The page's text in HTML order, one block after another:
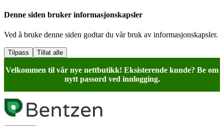
Denne siden bruker informasjonskapsler
Ved å bruke denne siden godtar du vår bruk av informasjonskapsler.
Tilpass Tillat alle
Velkommen til vår nye nettbutikk! Eksisterende kunde? Be om
nytt passord ved innlogging.